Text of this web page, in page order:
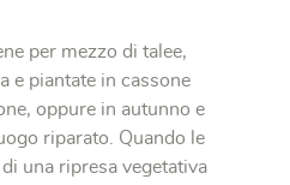
per mezzo di talee,
e piantate in cassone
oppure in autunno e
riparato. Quando le
una ripresa vegetativa